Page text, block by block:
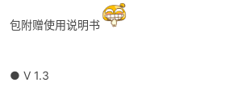
包附赠使用说明书
● V 1.3